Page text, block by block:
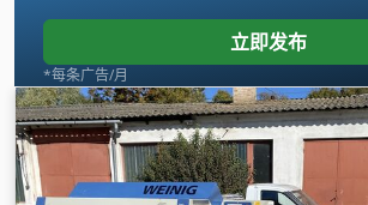
立即发布
*每条广告/月